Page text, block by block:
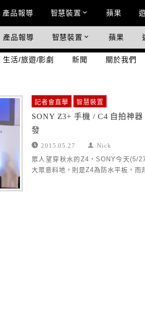
Main Menu
產品報導 智慧裝置 蘋果
國際科技情報
產品報導 智慧裝置 蘋果
生活/旅遊/影劇 新聞 關於我們
記者會直擊 智慧裝置
SONY Z3+ 手機 / C4 自拍神
發
2015.05.27 Nick
眾人望穿秋水的Z4，SONY今天(5/
大眾意料地，則是Z4為防水平板，